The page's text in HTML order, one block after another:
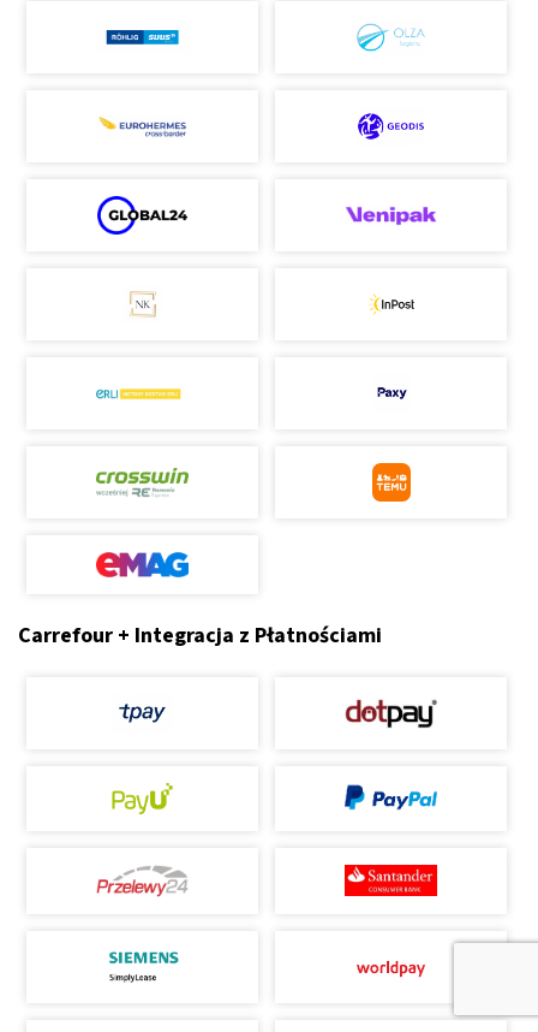
Carrefour + Integracja z Płatnościami